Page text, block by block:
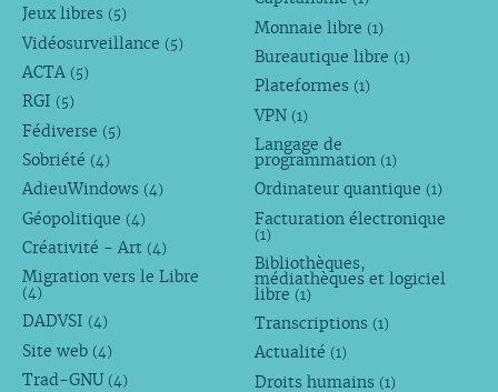
Jeux libres (5)
Vidéosurveillance (5)
ACTA (5)
RGI (5)
Fédiverse (5)
Sobriété (4)
AdieuWindows (4)
Géopolitique (4)
Créativité - Art (4)
Migration vers le Libre
(4)
DADVSI (4)
Site web (4)
Trad-GNU (4)
Monnaie libre (1)
Bureautique libre (1)
Plateformes (1)
VPN (1)
Langage de
programmation (1)
Ordinateur quantique (1)
Facturation électronique
(1)
Bibliothèques,
médiathèques et logiciel
libre (1)
Transcriptions (1)
Actualité (1)
Droits humains (1)